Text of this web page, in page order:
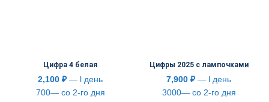
Цифра 4 белая
2,100 ₽— l день
700— со 2-го дня
Цифры 2025 с лампочками
7,900 ₽— l день
3000— со 2-го дня